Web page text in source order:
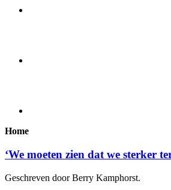
Home
‘We moeten zien dat we sterker
Geschreven door Berry Kamphorst.